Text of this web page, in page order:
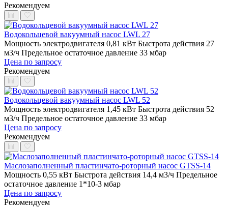
Рекомендуем
Водокольцевой вакуумный насос LWL 27
Мощность электродвигателя 0,81 кВт Быстрота действия 27
м3/ч Предельное остаточное давление 33 мбар
Цена по запросу
Рекомендуем
Водокольцевой вакуумный насос LWL 52
Мощность электродвигателя 1,45 кВт Быстрота действия 52
м3/ч Предельное остаточное давление 33 мбар
Цена по запросу
Рекомендуем
Маслозаполненный пластинчато-роторный насос GTSS-14
Мощность 0,55 кВт Быстрота действия 14,4 м3/ч Предельное
остаточное давление 1*10-3 мбар
Цена по запросу
Рекомендуем